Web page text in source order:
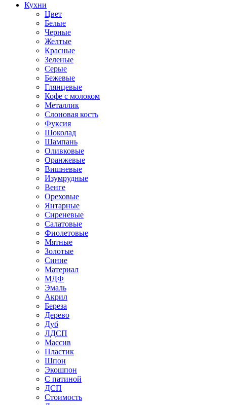
Кухни
Цвет
Белые
Черные
Желтые
Красные
Зеленые
Серые
Бежевые
Глянцевые
Кофе с молоком
Металлик
Слоновая кость
Фуксия
Шоколад
Шампань
Оливковые
Оранжевые
Вишневые
Изумрудные
Венге
Ореховые
Янтарные
Сиреневые
Салатовые
Фиолетовые
Мятные
Золотые
Синие
Материал
МДФ
Эмаль
Акрил
Береза
Дерево
Дуб
ЛДСП
Массив
Пластик
Шпон
Экошпон
С патиной
ДСП
Стоимость